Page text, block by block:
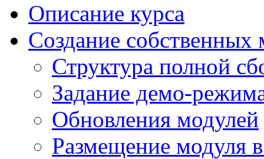
Описание курса
Создание собственных
Структура полной
Задание демо-
Обновления модулей
Размещение модуля